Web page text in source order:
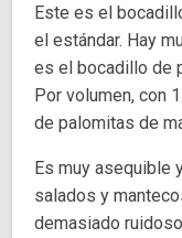
Este es el
el estándar. Hay
es el bocadillo de
Por volumen, con
de palomitas de
Es muy asequible
salados y
demasiado